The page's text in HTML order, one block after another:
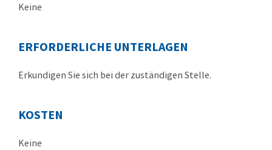
Keine
ERFORDERLICHE UNTERLAGEN
Erkundigen Sie sich bei der zuständigen Stelle.
KOSTEN
Keine